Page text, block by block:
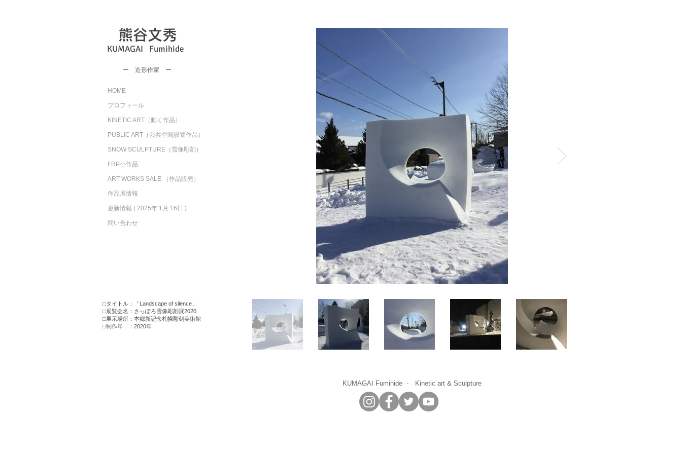
⬜︎タイトル：「Landscape of silence」
⬜︎展覧会名：さっぽろ雪像彫刻展2020
​⬜︎展示場所：本郷新記念札幌彫刻美術館
​⬜︎制作年 ：2020年
熊谷文秀
KUMAGAI Fumihide
​ー 造形作家 ー
HOME
プロフィール
KINETIC ART（動く作品）
PUBLIC ART（公共空間設置作品）
SNOW SCULPTURE（雪像彫刻）
FRP小作品
ART WORKS SALE （作品販売）
作品展情報
更新情報 ( 2025年 1月 16日 )
問い合わせ
​KUMAGAI Fumihide - Kinetic art & Sculpture